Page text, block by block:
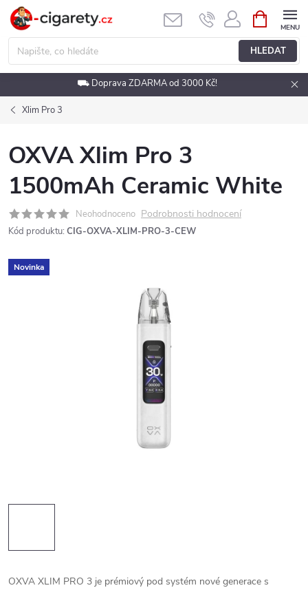
Přejít
obsah
HLEDAT
NÁKUPNÍ
KOŠÍK
⛟ Doprava ZDARMA od 3000 Kč!
Xlim Pro 3
OXVA Xlim Pro 3
1500mAh Ceramic White
Neohodnoceno Podrobnosti hodnocení
Kód produktu: CIG-OXVA-XLIM-PRO-3-CEW
Novinka
OXVA XLIM PRO 3 je prémiový pod systém nové generace s